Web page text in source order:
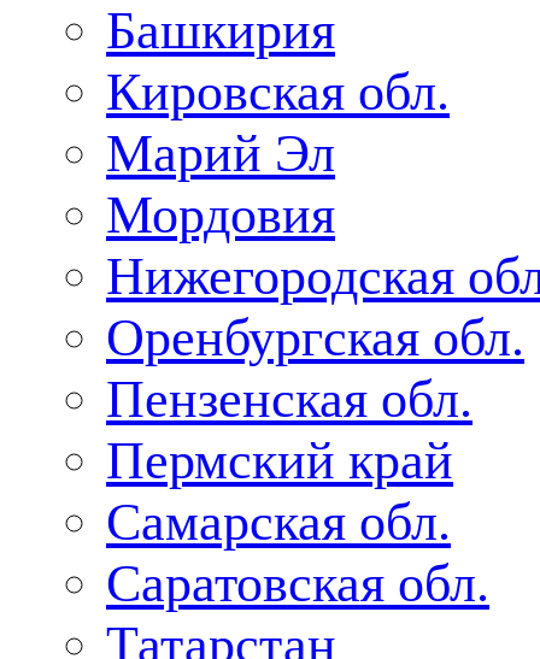
Башкирия
Кировская обл.
Марий Эл
Мордовия
Нижегородская
Оренбургская обл.
Пензенская обл.
Пермский край
Самарская обл.
Саратовская обл.
Татарстан